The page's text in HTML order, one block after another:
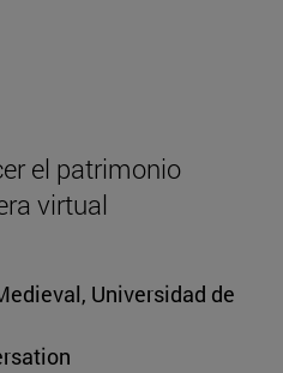
el patrimonio
virtual
Universidad de